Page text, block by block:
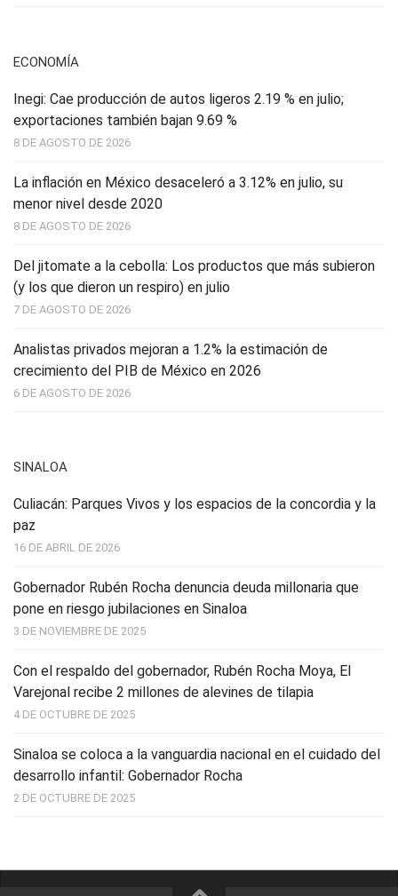
ECONOMÍA
Inegi: Cae producción de autos ligeros 2.19 % en julio;
exportaciones también bajan 9.69 %
8 DE AGOSTO DE 2026
La inflación en México desaceleró a 3.12% en julio, su
menor nivel desde 2020
8 DE AGOSTO DE 2026
Del jitomate a la cebolla: Los productos que más subieron
(y los que dieron un respiro) en julio
7 DE AGOSTO DE 2026
Analistas privados mejoran a 1.2% la estimación de
crecimiento del PIB de México en 2026
6 DE AGOSTO DE 2026
SINALOA
Culiacán: Parques Vivos y los espacios de la concordia y la
paz
16 DE ABRIL DE 2026
Gobernador Rubén Rocha denuncia deuda millonaria que
pone en riesgo jubilaciones en Sinaloa
3 DE NOVIEMBRE DE 2025
Con el respaldo del gobernador, Rubén Rocha Moya, El
Varejonal recibe 2 millones de alevines de tilapia
4 DE OCTUBRE DE 2025
Sinaloa se coloca a la vanguardia nacional en el cuidado del
desarrollo infantil: Gobernador Rocha
2 DE OCTUBRE DE 2025